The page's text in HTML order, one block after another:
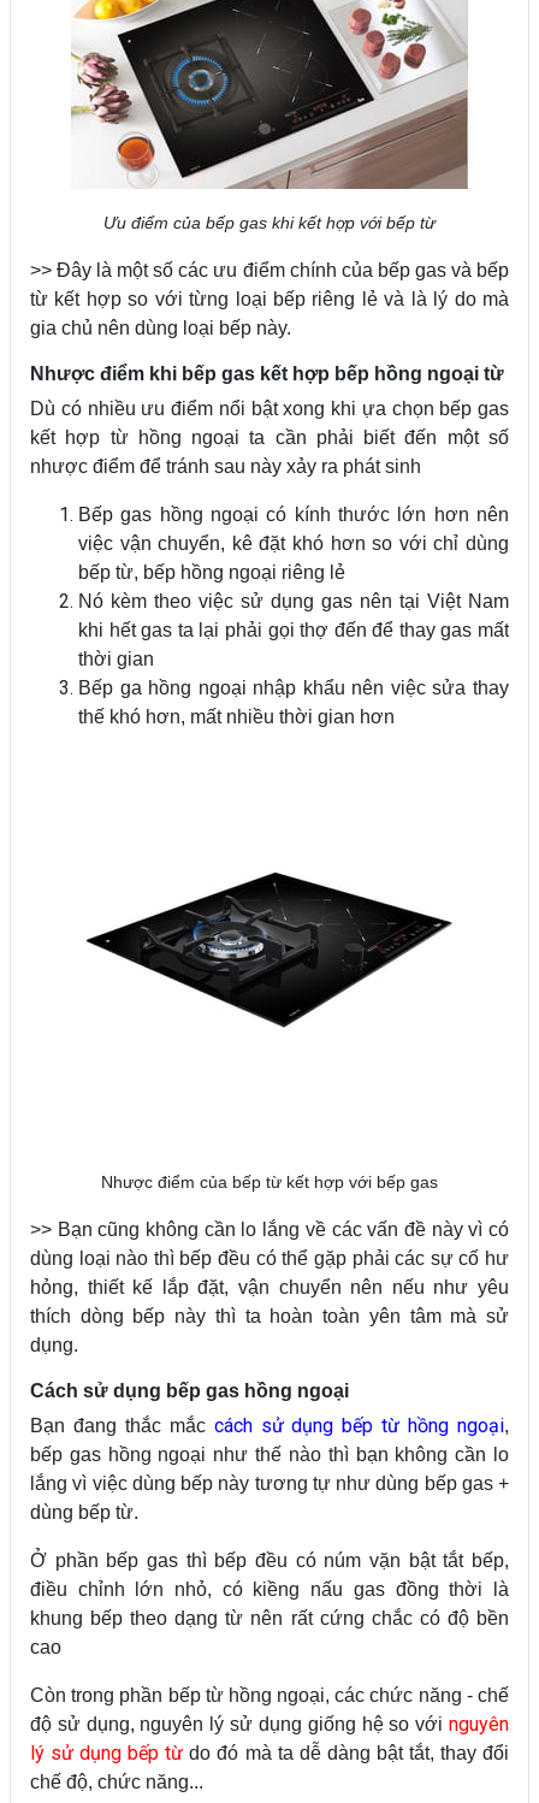
Ưu điểm của bếp gas khi kết hợp với bếp từ
>> Đây là một số các ưu điểm chính của bếp gas và bếp
từ kết hợp so với từng loại bếp riêng lẻ và là lý do mà
gia chủ nên dùng loại bếp này.
Nhược điểm khi bếp gas kết hợp bếp hồng ngoại từ
Dù có nhiều ưu điểm nổi bật xong khi ựa chọn bếp gas
kết hợp từ hồng ngoại ta cần phải biết đến một số
nhược điểm để tránh sau này xảy ra phát sinh
Bếp gas hồng ngoại có kính thước lớn hơn nên
việc vận chuyển, kê đặt khó hơn so với chỉ dùng
bếp từ, bếp hồng ngoại riêng lẻ
Nó kèm theo việc sử dụng gas nên tại Việt Nam
khi hết gas ta lại phải gọi thợ đến để thay gas mất
thời gian
Bếp ga hồng ngoại nhập khẩu nên việc sửa thay
thế khó hơn, mất nhiều thời gian hơn
Nhược điểm của bếp từ kết hợp với bếp gas
>> Bạn cũng không cần lo lắng về các vấn đề này vì có
dùng loại nào thì bếp đều có thể gặp phải các sự cố hư
hỏng, thiết kế lắp đặt, vận chuyển nên nếu như yêu
thích dòng bếp này thì ta hoàn toàn yên tâm mà sử
dụng.
Cách sử dụng bếp gas hồng ngoại
Bạn đang thắc mắc cách sử dụng bếp từ hồng ngoại,
bếp gas hồng ngoại như thế nào thì bạn không cần lo
lắng vì việc dùng bếp này tương tự như dùng bếp gas +
dùng bếp từ.
Ở phần bếp gas thì bếp đều có núm vặn bật tắt bếp,
điều chỉnh lớn nhỏ, có kiềng nấu gas đồng thời là
khung bếp theo dạng từ nên rất cứng chắc có độ bền
cao
Còn trong phần bếp từ hồng ngoại, các chức năng - chế
độ sử dụng, nguyên lý sử dụng giống hệ so với nguyên
lý sử dụng bếp từ do đó mà ta dễ dàng bật tắt, thay đổi
chế độ, chức năng...